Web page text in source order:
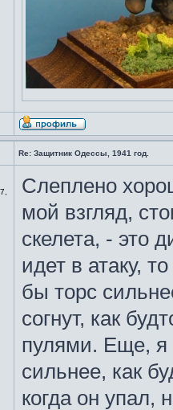
Re: Защитник Одессы, 1941 год.
Слеплено
мой взгляд,
скелета, - это
идет в атаку,
бы торс
согнут, как
пулями. Еще, я
сильнее, как
когда он упал,